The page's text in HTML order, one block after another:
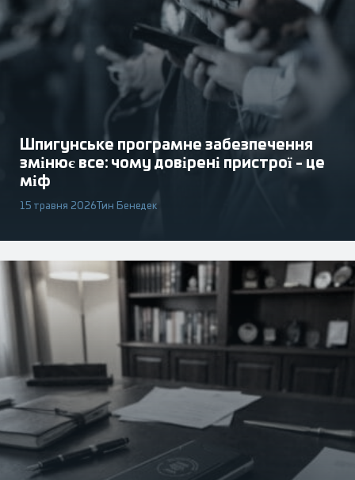
Шпигунське програмне забезпечення
змінює все: чому довірені пристрої - це
міф
15 травня 2026Тин Бенедек